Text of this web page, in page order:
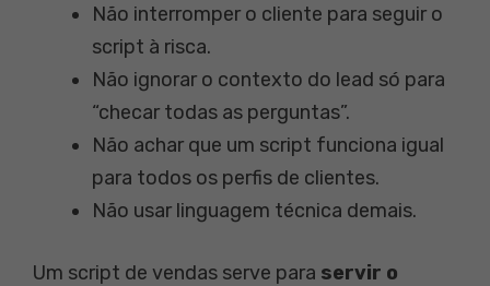
Não interromper o cliente para seguir o
script à risca.
Não ignorar o contexto do lead só para
“checar todas as perguntas”.
Não achar que um script funciona igual
para todos os perfis de clientes.
Não usar linguagem técnica demais.
Um script de vendas serve para servir o